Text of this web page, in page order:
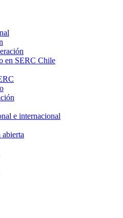
en SERC Chile
e internacional